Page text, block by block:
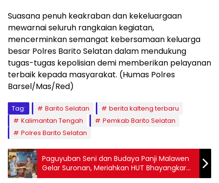
‎Suasana penuh keakraban dan kekeluargaan
mewarnai seluruh rangkaian kegiatan,
mencerminkan semangat kebersamaan keluarga
besar Polres Barito Selatan dalam mendukung
tugas-tugas kepolisian demi memberikan pelayanan
terbaik kepada masyarakat. (Humas Polres
Barsel/Mas/Red)
Tag: Barito Selatan
berita kalteng terbaru
Kalimantan Tengah
Pemkab Barito Selatan
Polres Barito Selatan
Paguyuban Seni dan Budaya Panji Malawen
Gelar Suronan, Meriahkan HUT Bhayangkara
ke-80 di Barito Selatan